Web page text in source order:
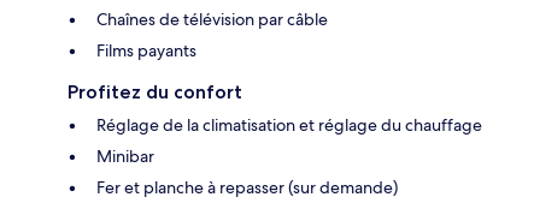
Chaînes de télévision par câble
Films payants
Profitez du confort
Réglage de la climatisation et réglage du chauffage
Minibar
Fer et planche à repasser (sur demande)